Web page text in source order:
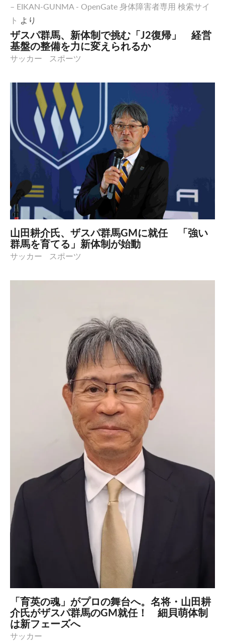
– EIKAN-GUNMA - OpenGate 身体障害者専用 検索サイ
ト より
ザスパ群馬、新体制で挑む「J2復帰」 経営
基盤の整備を力に変えられるか
サッカー スポーツ
山田耕介氏、ザスパ群馬GMに就任 「強い
群馬を育てる」新体制が始動
サッカー スポーツ
「育英の魂」がプロの舞台へ。名将・山田耕
介氏がザスパ群馬のGM就任！ 細貝萌体制
は新フェーズへ
サッカー